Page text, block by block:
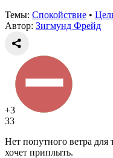
Темы: Спокойствие •
Автор: Зигмунд Фрейд
+3
33
Нет попутного ветра для
хочет приплыть.